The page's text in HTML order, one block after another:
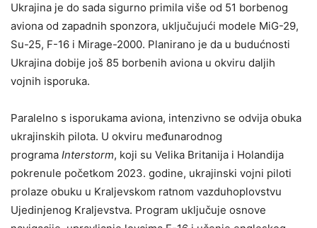
Ukrajina je do sada sigurno primila više od 51 borbenog
aviona od zapadnih sponzora, uključujući modele MiG-29,
Su-25, F-16 i Mirage-2000. Planirano je da u budućnosti
Ukrajina dobije još 85 borbenih aviona u okviru daljih
vojnih isporuka.
Paralelno s isporukama aviona, intenzivno se odvija obuka
ukrajinskih pilota. U okviru međunarodnog
programa Interstorm, koji su Velika Britanija i Holandija
pokrenule početkom 2023. godine, ukrajinski vojni piloti
prolaze obuku u Kraljevskom ratnom vazduhoplovstvu
Ujedinjenog Kraljevstva. Program uključuje osnove